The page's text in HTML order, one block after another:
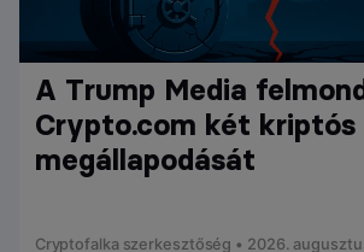
A Trump Media
Crypto.com két kriptós
megállapodását
Cryptofalka szerkesztőség • 2026.